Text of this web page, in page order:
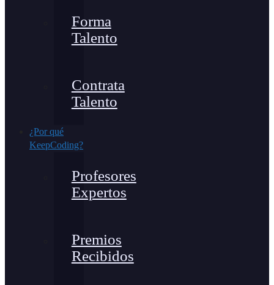
Forma
Talento
Contrata
Talento
¿Por qué
KeepCoding?
Profesores
Expertos
Premios
Recibidos